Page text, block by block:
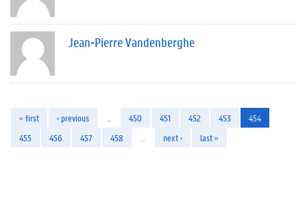
Jean-Pierre Vandenberghe
« first ‹ previous 450 451 452 453
454
455
456 457 458 next › last »